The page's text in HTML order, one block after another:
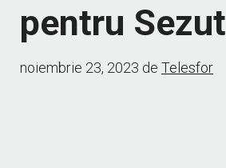
pentru Sezut
noiembrie 23, 2023 de Telesfor